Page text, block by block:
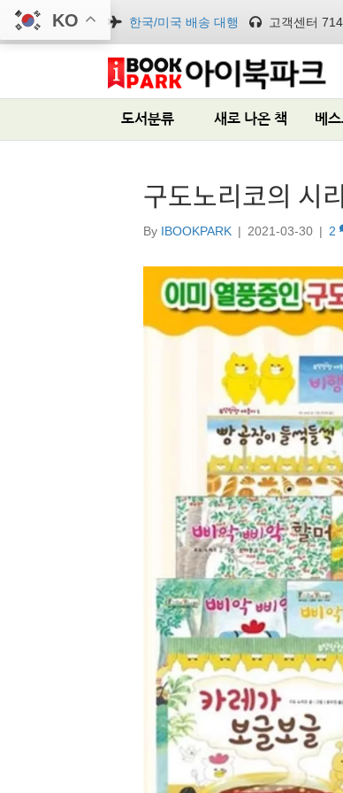
한국/미국 배송 대행 고객센터
도서분류 새로 나온 책 베
구도노리코의 시
By IBOOKPARK | 2021-03-30 | 2
KO